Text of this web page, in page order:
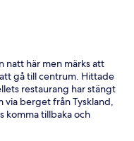
natt här men märks att
gå till centrum. Hittade
restaurang har stängt
via berget från Tyskland,
komma tillbaka och